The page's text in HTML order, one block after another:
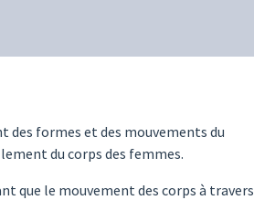
des formes et des mouvements du
du corps des femmes.
que le mouvement des corps à travers